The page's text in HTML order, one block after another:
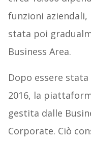
funzioni
stata poi
Business Area.
Dopo essere
2016, la
gestita dalle
Corporate. Ciò